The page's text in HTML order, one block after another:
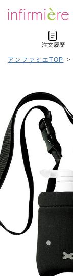
注文履歴
アンファミエTOP >